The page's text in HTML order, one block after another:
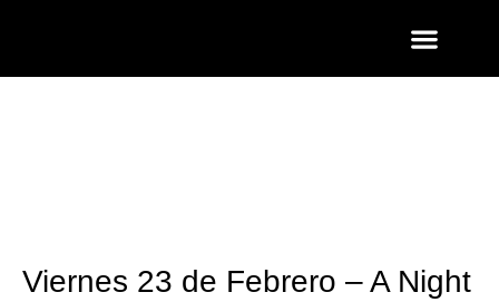
Viernes 23 de Febrero – A Night